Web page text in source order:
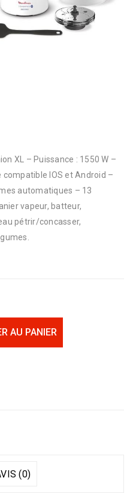
XL – Puissance : 1550 W –
IOS et Android –
automatiques – 13
vapeur, batteur,
pétrir/concasser,
AU PANIER
(0)